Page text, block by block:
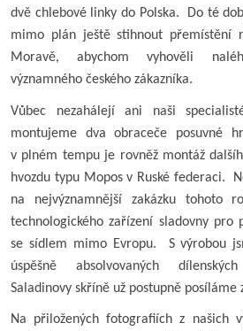
dvě chlebové linky do Polska. Do té
mimo plán ještě stihnout přemístění
Moravě, abychom vyhověli
významného českého zákazníka.
Vůbec nezahálejí ani naši
montujeme dva obraceče posuvné
v plném tempu je rovněž montáž
hvozdu typu Mopos v Ruské federaci.
na nejvýznamnější zakázku tohoto
technologického zařízení sladovny pro
se sídlem mimo Evropu. S výrobou
úspěšně absolvovaných
Saladinovy skříně už postupně posíláme
Na přiložených fotografiích z našich